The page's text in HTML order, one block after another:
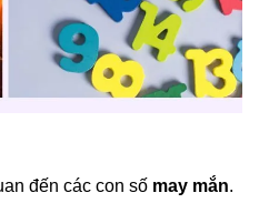
đến các con số may mắn.